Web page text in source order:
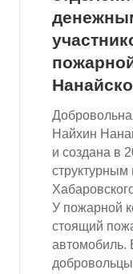
Найхин
и создана в
У пожарной
стоящий
автомобиль.